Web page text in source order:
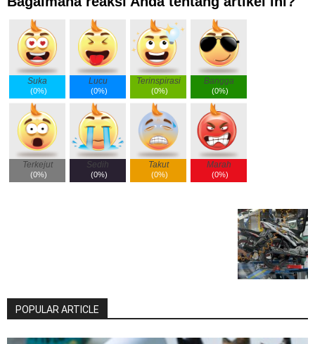
Suka
(0%)
Lucu
(0%)
Terinspirasi
(0%)
Bangga
(0%)
Terkejut
(0%)
Sedih
(0%)
Takut
(0%)
Marah
(0%)
POPULAR ARTICLE